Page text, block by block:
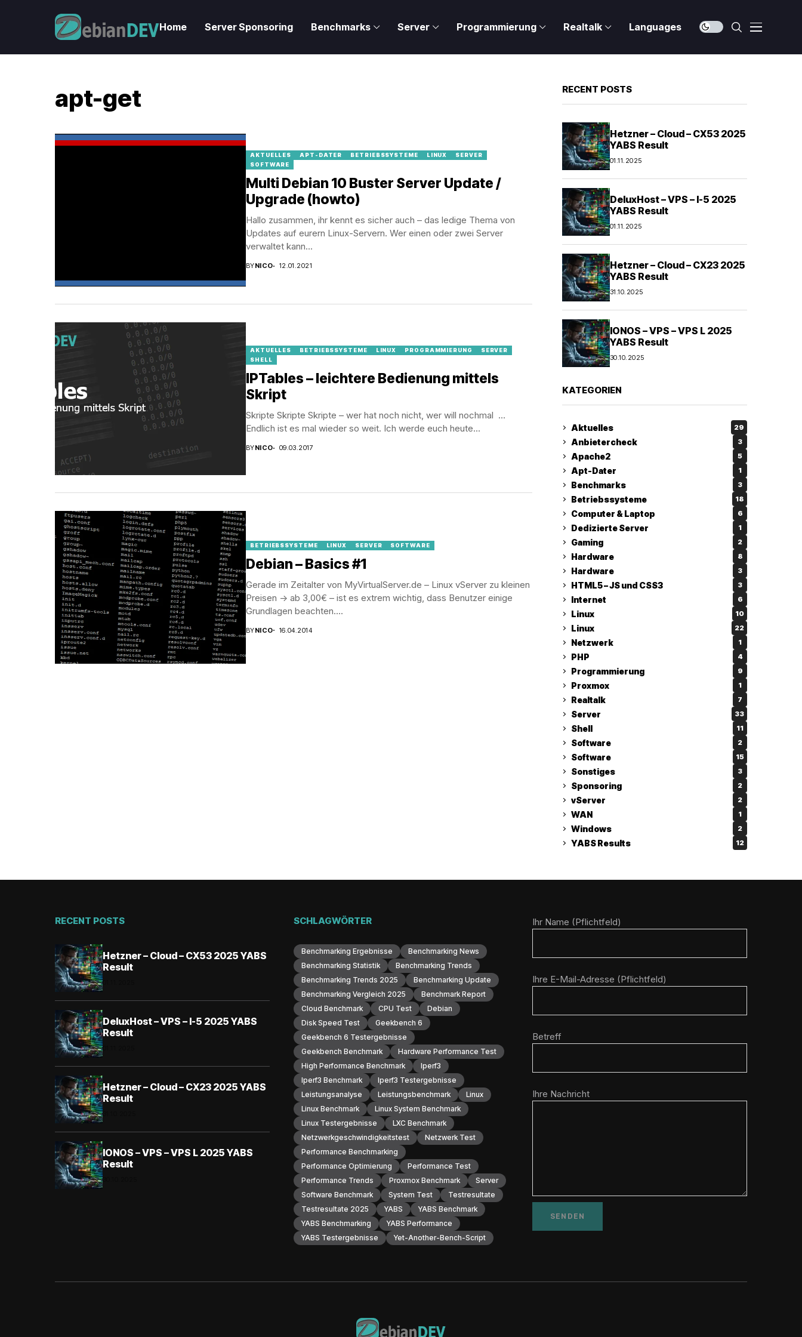
Home Server Sponsoring Benchmarks Server Programmierung Realtalk Languages
apt-get
AKTUELLES APT-DATER BETRIEBSSYSTEME LINUX
SERVER
SOFTWARE
Multi Debian 10 Buster Server Update /
Upgrade (howto)
Hallo zusammen, ihr kennt es sicher auch – das ledige Thema von
Updates auf eurern Linux-Servern. Wer einen oder zwei Server
verwaltet kann...
BYNICO 12.01.2021
AKTUELLES BETRIEBSSYSTEME LINUX PROGRAMMIERUNG
SERVER
SHELL
IPTables – leichtere Bedienung mittels
Skript
Skripte Skripte Skripte – wer hat noch nicht, wer will nochmal …
Endlich ist es mal wieder so weit. Ich werde euch heute...
BYNICO 09.03.2017
BETRIEBSSYSTEME LINUX SERVER SOFTWARE
Debian – Basics #1
Gerade im Zeitalter von MyVirtualServer.de – Linux vServer zu kleinen
Preisen -> ab 3,00€ – ist es extrem wichtig, dass Benutzer einige
Grundlagen beachten....
BYNICO 16.04.2014
RECENT POSTS
Hetzner – Cloud – CX53 2025
YABS Result
01.11.2025
DeluxHost – VPS – I-5 2025
YABS Result
01.11.2025
Hetzner – Cloud – CX23 2025
YABS Result
31.10.2025
IONOS – VPS – VPS L 2025
YABS Result
30.10.2025
KATEGORIEN
Aktuelles 29
Anbietercheck 3
Apache2 5
Apt-Dater 1
Benchmarks 3
Betriebssysteme 18
Computer & Laptop 6
Dedizierte Server 1
Gaming 2
Hardware 8
Hardware 3
HTML5 – JS und CSS3 3
Internet 6
Linux 10
Linux 22
Netzwerk 1
PHP 4
Programmierung 9
Proxmox 1
Realtalk 7
Server 33
Shell 11
Software 2
Software 15
Sonstiges 3
Sponsoring 2
vServer 2
WAN 1
Windows 2
YABS Results 12
RECENT POSTS
Hetzner – Cloud – CX53 2025 YABS
Result
DeluxHost – VPS – I-5 2025 YABS
Result
Hetzner – Cloud – CX23 2025 YABS
Result
IONOS – VPS – VPS L 2025 YABS
Result
SCHLAGWÖRTER
Benchmarking Ergebnisse
Benchmarking News
Benchmarking Statistik
Benchmarking Trends
Benchmarking Trends 2025
Benchmarking Update
Benchmarking Vergleich 2025
Benchmark Report
Cloud Benchmark
CPU Test
Debian
Disk Speed Test
Geekbench 6
Geekbench 6 Testergebnisse
Geekbench Benchmark
Hardware Performance Test
High Performance Benchmark
Iperf3
Iperf3 Benchmark
Iperf3 Testergebnisse
Leistungsanalyse
Leistungsbenchmark
Linux
Linux Benchmark
Linux System Benchmark
Linux Testergebnisse
LXC Benchmark
Netzwerkgeschwindigkeitstest
Netzwerk Test
Performance Benchmarking
Performance Optimierung
Performance Test
Performance Trends
Proxmox Benchmark
Server
Software Benchmark
System Test
Testresultate
Testresultate 2025
YABS
YABS Benchmark
YABS Benchmarking
YABS Performance
YABS Testergebnisse
Yet-Another-Bench-Script
Ihr Name (Pflichtfeld)
Ihre E-Mail-Adresse (Pflichtfeld)
Betreff
Ihre Nachricht